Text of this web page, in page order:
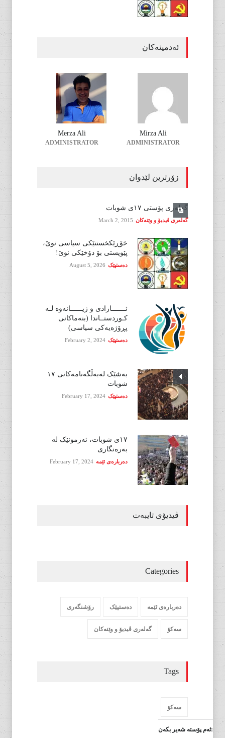
ئەدمینەکان
Mirza Ali
ADMINISTRATOR
Merza Ali
ADMINISTRATOR
زۆرترین لێدوان
گەلەری پۆستی ١٧ی شوبات
گەلەری ڤیدیۆ و وێنەکان March 2, 2015
خۆڕێکخستنێکی سیاسی نوێ،
پێویستی بۆ دۆخێکی نوێ!
دەستپێک August 5, 2026
ئـــــــازادی و ژیــــــانەوە لـە
کـوردستــاندا (بنەماکانی
پڕۆژەیەکی سیاسی)
دەستپێک February 2, 2024
بەشێک لەبەڵگەنامەکانی ١٧
شوبات
دەستپێک February 17, 2024
١٧ی شوبات، ئەزمونێک لە
بەرەنگاری
دەربارەی ئێمە February 17, 2024
ڤیدیۆی تایبەت
Categories
دەربارەی ئێمە دەستپێک رۆشنگەری
سەکۆ گەلەری ڤیدیۆ و وێنەکان
Tags
سەکۆ
:ئەم پۆستە شەیر بکەن